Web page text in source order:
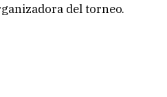
del torneo.